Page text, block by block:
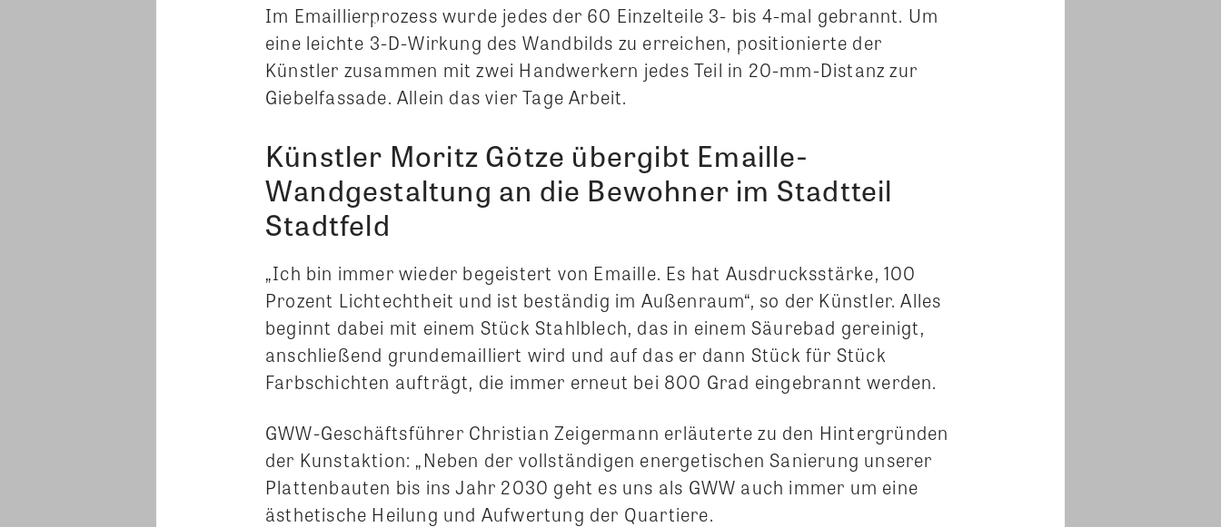
Im Emaillierprozess wurde jedes der 60 Einzelteile 3- bis 4-mal gebrannt. Um
eine leichte 3-D-Wirkung des Wandbilds zu erreichen, positionierte der
Künstler zusammen mit zwei Handwerkern jedes Teil in 20-mm-Distanz zur
Giebelfassade. Allein das vier Tage Arbeit.
Künstler Moritz Götze übergibt Emaille-
Wandgestaltung an die Bewohner im Stadtteil
Stadtfeld
„Ich bin immer wieder begeistert von Emaille. Es hat Ausdrucksstärke, 100
Prozent Lichtechtheit und ist beständig im Außenraum“, so der Künstler. Alles
beginnt dabei mit einem Stück Stahlblech, das in einem Säurebad gereinigt,
anschließend grundemailliert wird und auf das er dann Stück für Stück
Farbschichten aufträgt, die immer erneut bei 800 Grad eingebrannt werden.
GWW-Geschäftsführer Christian Zeigermann erläuterte zu den Hintergründen
der Kunstaktion: „Neben der vollständigen energetischen Sanierung unserer
Plattenbauten bis ins Jahr 2030 geht es uns als GWW auch immer um eine
ästhetische Heilung und Aufwertung der Quartiere.